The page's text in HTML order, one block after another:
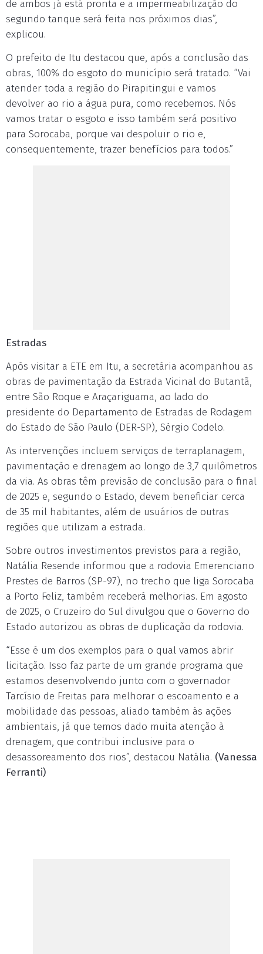
de ambos já está pronta e a impermeabilização do
segundo tanque será feita nos próximos dias”,
explicou.
O prefeito de Itu destacou que, após a conclusão das
obras, 100% do esgoto do município será tratado. “Vai
atender toda a região do Pirapitingui e vamos
devolver ao rio a água pura, como recebemos. Nós
vamos tratar o esgoto e isso também será positivo
para Sorocaba, porque vai despoluir o rio e,
consequentemente, trazer benefícios para todos.”
Estradas
Após visitar a ETE em Itu, a secretária acompanhou as
obras de pavimentação da Estrada Vicinal do Butantã,
entre São Roque e Araçariguama, ao lado do
presidente do Departamento de Estradas de Rodagem
do Estado de São Paulo (DER-SP), Sérgio Codelo.
As intervenções incluem serviços de terraplanagem,
pavimentação e drenagem ao longo de 3,7 quilômetros
da via. As obras têm previsão de conclusão para o final
de 2025 e, segundo o Estado, devem beneficiar cerca
de 35 mil habitantes, além de usuários de outras
regiões que utilizam a estrada.
Sobre outros investimentos previstos para a região,
Natália Resende informou que a rodovia Emerenciano
Prestes de Barros (SP-97), no trecho que liga Sorocaba
a Porto Feliz, também receberá melhorias. Em agosto
de 2025, o Cruzeiro do Sul divulgou que o Governo do
Estado autorizou as obras de duplicação da rodovia.
“Esse é um dos exemplos para o qual vamos abrir
licitação. Isso faz parte de um grande programa que
estamos desenvolvendo junto com o governador
Tarcísio de Freitas para melhorar o escoamento e a
mobilidade das pessoas, aliado também às ações
ambientais, já que temos dado muita atenção à
drenagem, que contribui inclusive para o
desassoreamento dos rios”, destacou Natália. (Vanessa
Ferranti)